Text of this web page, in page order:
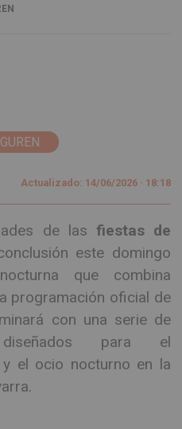
Actualizado: 14/06/2026 · 18:18
de las fiestas de
este domingo
que combina
programación oficial de
con una serie de
para el
y el ocio nocturno en la